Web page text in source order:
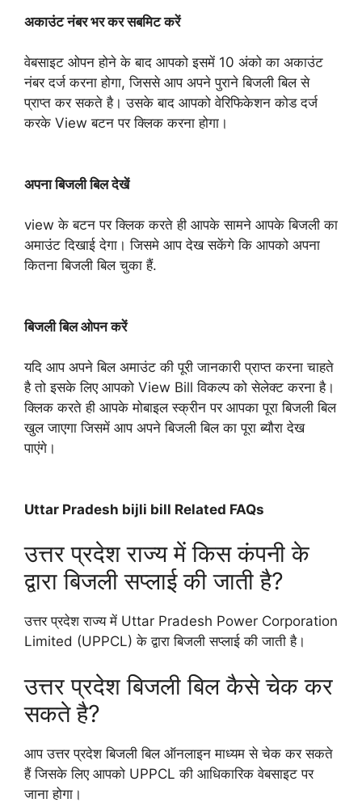
अकाउंट नंबर भर कर सबमिट करें
वेबसाइट ओपन होने के बाद आपको इसमें 10 अंको का अकाउंट
नंबर दर्ज करना होगा, जिससे आप अपने पुराने बिजली बिल से
प्राप्त कर सकते है। उसके बाद आपको वेरिफिकेशन कोड दर्ज
करके View बटन पर क्लिक करना होगा।
अपना बिजली बिल देखें
view के बटन पर क्लिक करते ही आपके सामने आपके बिजली का
अमाउंट दिखाई देगा। जिसमे आप देख सकेंगे कि आपको अपना
कितना बिजली बिल चुका हैं.
बिजली बिल ओपन करें
यदि आप अपने बिल अमाउंट की पूरी जानकारी प्राप्त करना चाहते
है तो इसके लिए आपको View Bill विकल्प को सेलेक्ट करना है।
क्लिक करते ही आपके मोबाइल स्क्रीन पर आपका पूरा बिजली बिल
खुल जाएगा जिसमें आप अपने बिजली बिल का पूरा ब्यौरा देख
पाएंगे।
Uttar Pradesh bijli bill Related FAQs
उत्तर प्रदेश राज्य में किस कंपनी के
द्वारा बिजली सप्लाई की जाती है?
उत्तर प्रदेश राज्य में Uttar Pradesh Power Corporation
Limited (UPPCL) के द्वारा बिजली सप्लाई की जाती है।
उत्तर प्रदेश बिजली बिल कैसे चेक कर
सकते है?
आप उत्तर प्रदेश बिजली बिल ऑनलाइन माध्यम से चेक कर सकते
हैं जिसके लिए आपको UPPCL की आधिकारिक वेबसाइट पर
जाना होगा।